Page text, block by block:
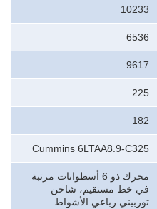
10233
6536
9617
225
182
Cummins 6LTAA8.9-C325
محرك ذو 6 أسطوانات مرتبة
في خط مستقيم، شاحن
توربيني رباعي الأشواط